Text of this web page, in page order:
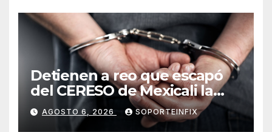
Detienen a reo que escapó
del CERESO de Mexicali la
noche anterior
AGOSTO 6, 2026 SOPORTEINFIX